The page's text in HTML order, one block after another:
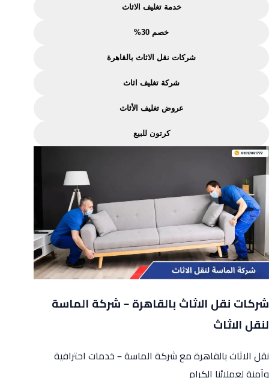
خدمة تغليف الاثاث
خصم 30%
شركات نقل الاثاث بالقاهرة
شركة تغليف اثاث
عروض تغليف الأثاث
كرتون للبيع
شركات نقل الاثاث بالقاهرة – شركة الماسة
لنقل الاثاث
نقل الاثاث بالقاهرة مع شركة الماسة – خدمات احترافية
وآمنة لعملائنا الكرام